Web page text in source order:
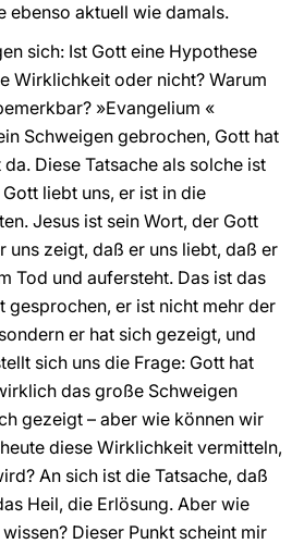
ebenso aktuell wie damals.
sich: Ist Gott eine Hypothese
Wirklichkeit oder nicht? Warum
»Evangelium «
Schweigen gebrochen, Gott hat
Diese Tatsache als solche ist
liebt uns, er ist in die
Jesus ist sein Wort, der Gott
uns zeigt, daß er uns liebt, daß er
Tod und aufersteht. Das ist das
gesprochen, er ist nicht mehr der
er hat sich gezeigt, und
sich uns die Frage: Gott hat
das große Schweigen
gezeigt – aber wie können wir
diese Wirklichkeit vermitteln,
An sich ist die Tatsache, daß
Heil, die Erlösung. Aber wie
Dieser Punkt scheint mir